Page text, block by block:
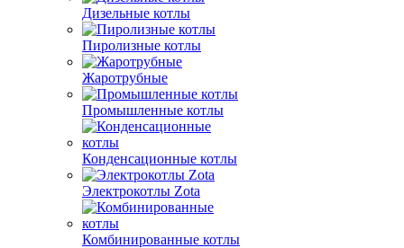
Дизельные котлы
Пиролизные котлы
Жаротрубные
Промышленные котлы
Конденсационные котлы
Электрокотлы Zota
Комбинированные котлы